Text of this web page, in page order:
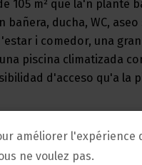
améliorer l'expérience
ne voulez pas.